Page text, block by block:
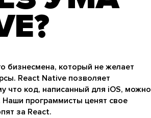
бизнесмена, который не желает
React Native позволяет
что код, написанный для iOS, можно
программисты ценят свое
за React.